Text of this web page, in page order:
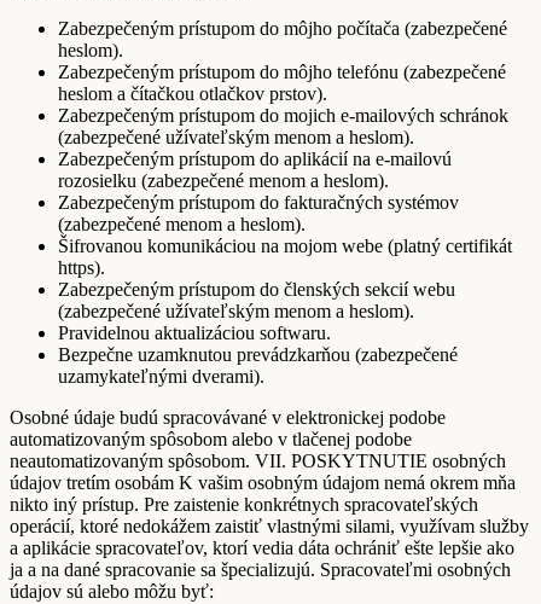
Zabezpečeným prístupom do môjho počítača (zabezpečené
heslom).
Zabezpečeným prístupom do môjho telefónu (zabezpečené
heslom a čítačkou otlačkov prstov).
Zabezpečeným prístupom do mojich e-mailových schránok
(zabezpečené užívateľským menom a heslom).
Zabezpečeným prístupom do aplikácií na e-mailovú
rozosielku (zabezpečené menom a heslom).
Zabezpečeným prístupom do fakturačných systémov
(zabezpečené menom a heslom).
Šifrovanou komunikáciou na mojom webe (platný certifikát
https).
Zabezpečeným prístupom do členských sekcií webu
(zabezpečené užívateľským menom a heslom).
Pravidelnou aktualizáciou softwaru.
Bezpečne uzamknutou prevádzkarňou (zabezpečené
uzamykateľnými dverami).
Osobné údaje budú spracovávané v elektronickej podobe
automatizovaným spôsobom alebo v tlačenej podobe
neautomatizovaným spôsobom. VII. POSKYTNUTIE osobných
údajov tretím osobám K vašim osobným údajom nemá okrem mňa
nikto iný prístup. Pre zaistenie konkrétnych spracovateľských
operácií, ktoré nedokážem zaistiť vlastnými silami, využívam služby
a aplikácie spracovateľov, ktorí vedia dáta ochrániť ešte lepšie ako
ja a na dané spracovanie sa špecializujú. Spracovateľmi osobných
údajov sú alebo môžu byť: